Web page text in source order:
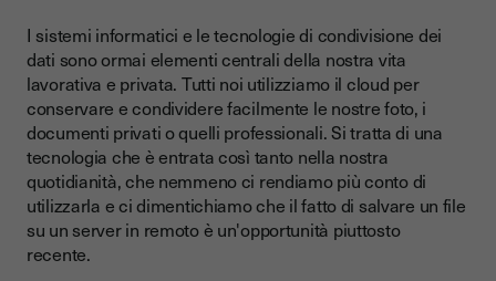
Principali caratteristiche tecniche e modelli di cloud sovrano
L’importanza del cloud sovrano per le aziende e le
organizzazioni pubbliche
Opportunità e complessità nell’adozione del cloud sovrano
Quali sono le prossime tendenze cloud in Italia e in Europa?
I sistemi informatici e le tecnologie di condivisione dei
dati sono ormai elementi centrali della nostra vita
lavorativa e privata. Tutti noi utilizziamo il cloud per
conservare e condividere facilmente le nostre foto, i
documenti privati o quelli professionali. Si tratta di una
tecnologia che è entrata così tanto nella nostra
quotidianità, che nemmeno ci rendiamo più conto di
utilizzarla e ci dimentichiamo che il fatto di salvare un file
su un server in remoto è un'opportunità piuttosto
recente.